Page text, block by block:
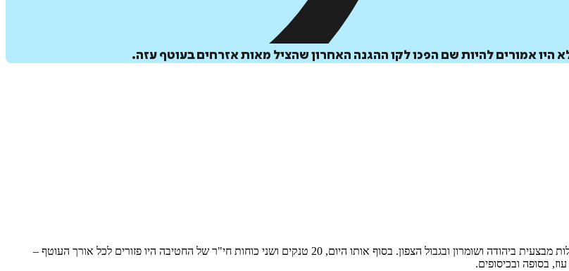
בשעה 06:29 ב-7 באוקטובר 2023, השבת הנוראה, עסקו כוחות חטיבת השריון 188 בפעילות מבצעית ביהודה ושומרון ובגבול הצפון. בסוף אותו היום, 20 טנקים ושני כוחות חי"ר של החטיבה היו פזורים לכל אורך העוטף –
בסופה ובכיסופים.